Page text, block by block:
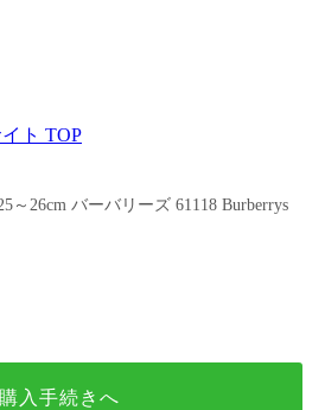
ト TOP
～26cm バーバリーズ 61118 Burberrys
購入手続きへ